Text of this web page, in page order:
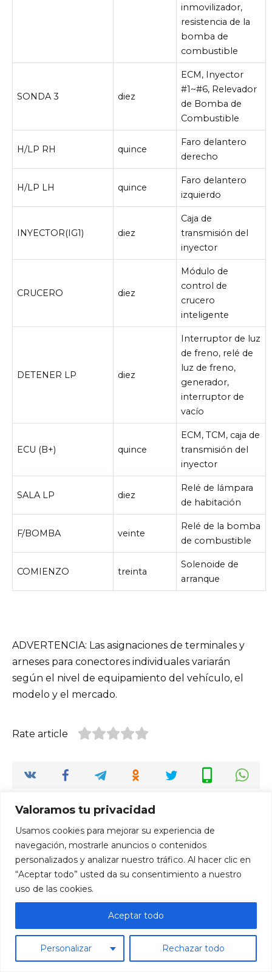
Valoramos tu privacidad
Usamos cookies para mejorar su experiencia de
navegación, mostrarle anuncios o contenidos
personalizados y analizar nuestro tráfico. Al hacer clic en
“Aceptar todo” usted da su consentimiento a nuestro
uso de las cookies.
Personalizar Rechazar todo
Aceptar todo
inmovilizador,
resistencia de la
bomba de
combustible
SONDA 3 diez
ECM, Inyector
#1~#6, Relevador
de Bomba de
Combustible
H/LP RH quince
Faro delantero
derecho
H/LP LH quince
Faro delantero
izquierdo
INYECTOR(IG1) diez
Caja de
transmisión del
inyector
CRUCERO diez
Módulo de
control de
crucero
inteligente
DETENER LP diez
Interruptor de luz
de freno, relé de
luz de freno,
generador,
interruptor de
vacío
ECU (B+) quince
ECM, TCM, caja de
transmisión del
inyector
SALA LP diez
Relé de lámpara
de habitación
F/BOMBA veinte
Relé de la bomba
de combustible
COMIENZO treinta
Solenoide de
arranque
ADVERTENCIA: Las asignaciones de terminales y
arneses para conectores individuales variarán
según el nivel de equipamiento del vehículo, el
modelo y el mercado.
Rate article
Add a comment
Name
*
Email
Website
Comment